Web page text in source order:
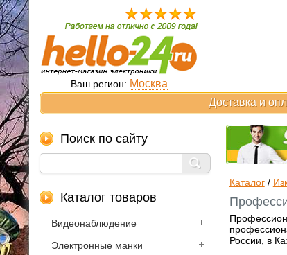
Ваш регион: Москва
Доставка и
Поиск по сайту
Каталог товаров
Видеонаблюдение
Электронные манки
Каталог/
России, в